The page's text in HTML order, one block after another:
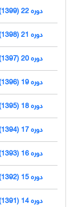
دوره 22 (1399)
دوره 21 (1398)
دوره 20 (1397)
دوره 19 (1396)
دوره 18 (1395)
دوره 17 (1394)
دوره 16 (1393)
دوره 15 (1392)
دوره 14 (1391)